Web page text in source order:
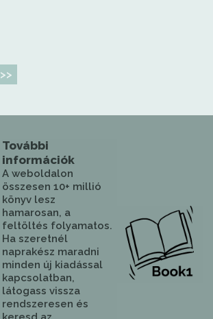
>>
További
információk
A weboldalon
összesen 10+ millió
könyv lesz
hamarosan, a
feltöltés folyamatos.
Ha szeretnél
naprakész maradni
minden új kiadással
kapcsolatban,
látogass vissza
rendszeresen és